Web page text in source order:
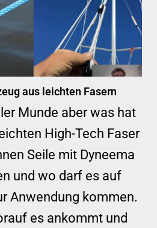
aus leichten Fasern
Munde aber was hat
High-Tech Faser
Seile mit Dyneema
und wo darf es auf
Anwendung kommen.
es ankommt und